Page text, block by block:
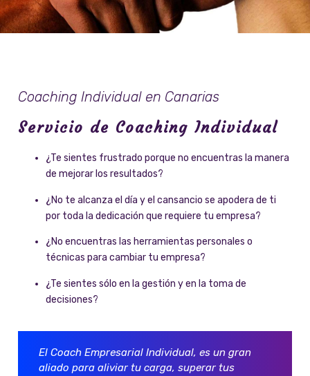
Coaching Individual en Canarias
Servicio de Coaching Individual
¿Te sientes frustrado porque no encuentras la manera
de mejorar los resultados?
¿No te alcanza el día y el cansancio se apodera de ti
por toda la dedicación que requiere tu empresa?
¿No encuentras las herramientas personales o
técnicas para cambiar tu empresa?
¿Te sientes sólo en la gestión y en la toma de
decisiones?
El Coach Empresarial Individual, es un gran
aliado para aliviar tu carga, superar tus